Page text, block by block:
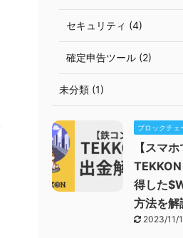
セキュリティ (4)
確定申告ツール (2)
未分類 (1)
ブロックチェ
【スマホ
得した
方法を解
2023/11/1